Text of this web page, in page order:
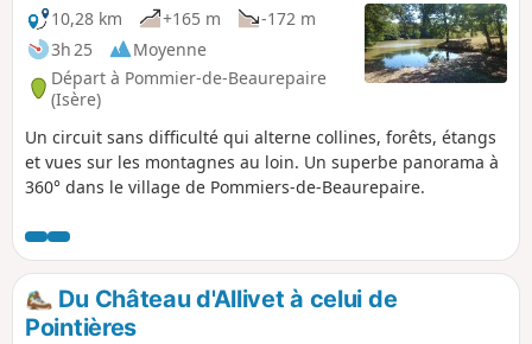
10,28 km
+165 m
-172 m
3h 25
Moyenne
Départ à Pommier-de-Beaurepaire
(Isère)
Un circuit sans difficulté qui alterne collines, forêts, étangs
et vues sur les montagnes au loin. Un superbe panorama à
360° dans le village de Pommiers-de-Beaurepaire.
Du Château d'Allivet à celui de
Pointières